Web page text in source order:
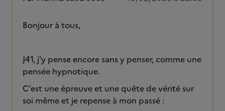
Bonjour à tous,
J41, j'y pense encore sans y penser, comme une
pensée hypnotique.
C'est une épreuve et une quête de vérité sur
soi même et je repense à mon passé :